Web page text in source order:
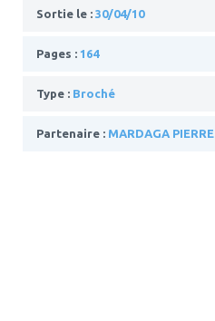
Sortie le : 30/04/10
Pages : 164
Type : Broché
Partenaire : MARDAGA PIERRE